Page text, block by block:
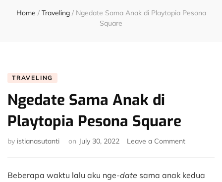
Home / Traveling / Ngedate Sama Anak di Playtopia Pesona
Square
TRAVELING
Ngedate Sama Anak di
Playtopia Pesona Square
by istianasutanti on July 30, 2022 Leave a Commenton
Anak
Beberapa waktu lalu aku nge-date sama anak kedua